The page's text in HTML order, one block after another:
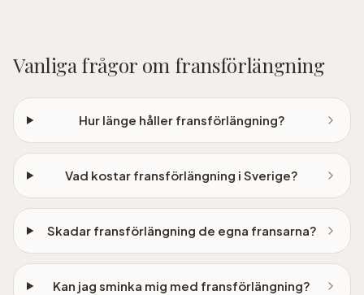
Vanliga frågor om fransförlängning
Hur länge håller fransförlängning?
Vad kostar fransförlängning i Sverige?
Skadar fransförlängning de egna fransarna?
Kan jag sminka mig med fransförlängning?